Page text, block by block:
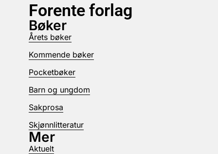
Forente forlag
Bøker
Årets bøker
Kommende bøker
Pocketbøker
Barn og ungdom
Sakprosa
Skjønnlitteratur
Mer
Aktuelt